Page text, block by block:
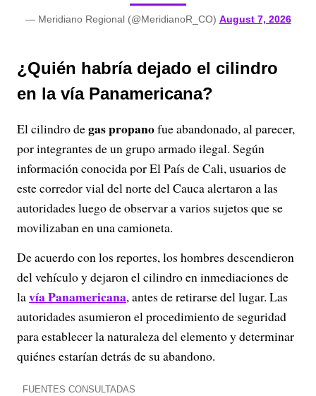
— Meridiano Regional (@MeridianoR_CO) August 7, 2026
¿Quién habría dejado el cilindro
en la vía Panamericana?
El cilindro degas propanofue abandonado, al parecer,
por integrantes de un grupo armado ilegal. Según
información conocida por El País de Cali, usuarios de
este corredor vial del norte del Cauca alertaron a las
autoridades luego de observar a varios sujetos que se
movilizaban en una camioneta.
De acuerdo con los reportes, los hombres descendieron
del vehículo y dejaron el cilindro en inmediaciones de
lavía Panamericana, antes de retirarse del lugar. Las
autoridades asumieron el procedimiento de seguridad
para establecer la naturaleza del elemento y determinar
quiénes estarían detrás de su abandono.
FUENTES CONSULTADAS